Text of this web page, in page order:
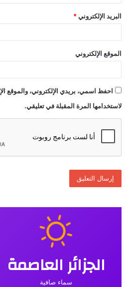
البريد الإلكتروني *
الموقع الإلكتروني
احفظ اسمي، بريدي الإلكتروني، والموقع
لاستخدامها المرة المقبلة في تعليقي.
الجزائر العاصمة
سماء صافية